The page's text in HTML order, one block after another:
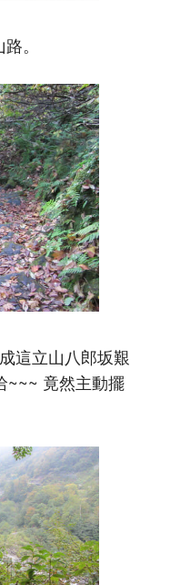
。
這立山八郎坂艱
~~~ 竟然主動擺